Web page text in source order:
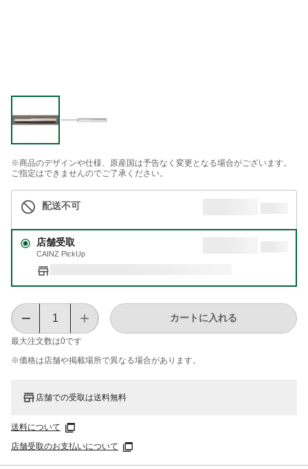
※商品のデザインや仕様、原産国は予告なく変更となる場合がございます。
ご指定はできませんのでご了承ください。
配送不可
店舗受取
CAINZ PickUp
最大注文数は0です
カートに入れる
※価格は​店舗や​掲載場所で​異なる​場合が​あります。
店舗での受取は送料無料
送料について
店舗受取のお支払いについて